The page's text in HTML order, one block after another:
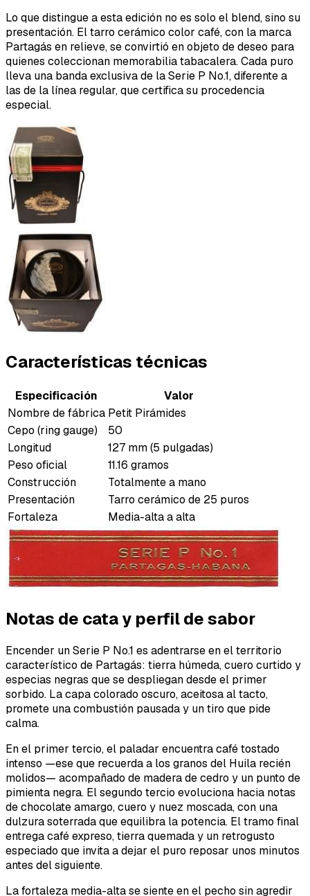
Lo que distingue a esta edición no es solo el blend, sino su
presentación. El tarro cerámico color café, con la marca
Partagás en relieve, se convirtió en objeto de deseo para
quienes coleccionan memorabilia tabacalera. Cada puro
lleva una banda exclusiva de la Serie P No.1, diferente a
las de la línea regular, que certifica su procedencia
especial.
Características técnicas
Especificación
Valor
Nombre de fábrica Petit Pirámides
Cepo (ring gauge)
50
Longitud
127 mm (5 pulgadas)
Peso oficial
11.16 gramos
Construcción
Totalmente a mano
Presentación
Tarro cerámico de 25 puros
Fortaleza
Media-alta a alta
Notas de cata y perfil de sabor
Encender un Serie P No.1 es adentrarse en el territorio
característico de Partagás: tierra húmeda, cuero curtido y
especias negras que se despliegan desde el primer
sorbido. La capa colorado oscuro, aceitosa al tacto,
promete una combustión pausada y un tiro que pide
calma.
En el primer tercio, el paladar encuentra café tostado
intenso —ese que recuerda a los granos del Huila recién
molidos— acompañado de madera de cedro y un punto de
pimienta negra. El segundo tercio evoluciona hacia notas
de chocolate amargo, cuero y nuez moscada, con una
dulzura soterrada que equilibra la potencia. El tramo final
entrega café expreso, tierra quemada y un retrogusto
especiado que invita a dejar el puro reposar unos minutos
antes del siguiente.
La fortaleza media-alta se siente en el pecho sin agredir